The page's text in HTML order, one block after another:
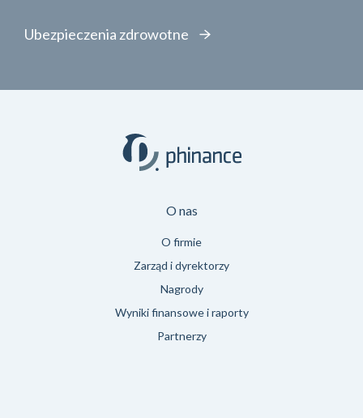
Ubezpieczenia zdrowotne
O nas
O firmie
Zarząd i dyrektorzy
Nagrody
Wyniki finansowe i raporty
Partnerzy